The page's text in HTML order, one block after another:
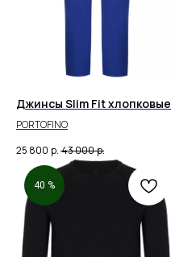
Джинсы Slim Fit хлопковые
PORTOFINO
25 800 р. 43 000р.
40 %